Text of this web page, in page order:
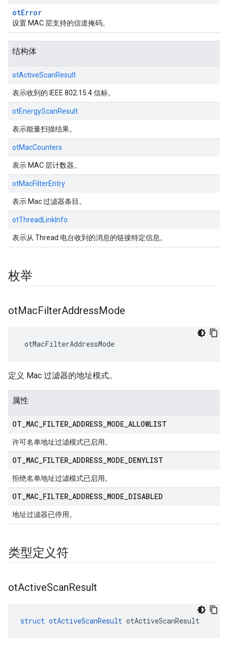
otError
设置 MAC 层支持的信道掩码。
结构体
otActiveScanResult
表示收到的 IEEE 802.15.4 信标。
otEnergyScanResult
表示能量扫描结果。
otMacCounters
表示 MAC 层计数器。
otMacFilterEntry
表示 Mac 过滤器条目。
otThreadLinkInfo
表示从 Thread 电台收到的消息的链接特定信息。
枚举
otMacFilterAddressMode
otMacFilterAddressMode
定义 Mac 过滤器的地址模式。
属性
OT MAC FILTER ADDRESS MODE ALLOWLIST
许可名单地址过滤模式已启用。
OT MAC FILTER ADDRESS MODE DENYLIST
拒绝名单地址过滤模式已启用。
OT MAC FILTER ADDRESS MODE DISABLED
地址过滤器已停用。
类型定义符
otActiveScanResult
struct otActiveScanResult otActiveScanResult